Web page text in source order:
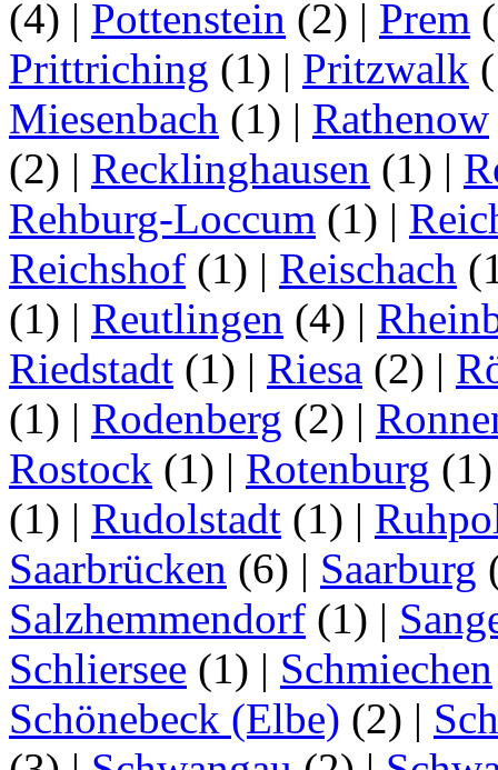
(4) | Pottenstein (2) | Prem
Prittriching (1) | Pritzwalk
Miesenbach (1) | Rathenow
(2) | Recklinghausen (1) |
Rehburg-Loccum (1) |
Reichshof (1) | Reischach
(1) | Reutlingen (4) |
Riedstadt (1) | Riesa (2) |
(1) | Rodenberg (2) |
Rostock (1) | Rotenburg
(1) | Rudolstadt (1) |
Saarbrücken (6) | Saarburg
Salzhemmendorf (1) |
Schliersee (1) | Schmiechen
Schönebeck (Elbe) (2) |